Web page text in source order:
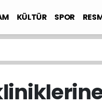
KÜLTÜR SPOR